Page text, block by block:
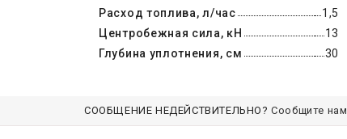
Расход топлива, л/час
1,5
Центробежная сила, кН
13
Глубина уплотнения, см
30
СООБЩЕНИЕ НЕДЕЙСТВИТЕЛЬНО? Сообщите